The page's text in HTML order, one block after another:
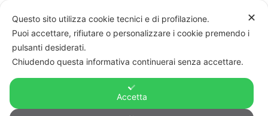
✕
Questo sito utilizza cookie tecnici e di profilazione.
Puoi accettare, rifiutare o personalizzare i cookie premendo i
pulsanti desiderati.
Chiudendo questa informativa continuerai senza accettare.
Accetta